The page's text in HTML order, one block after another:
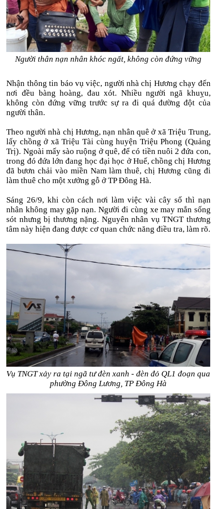
Người thân nạn nhân khóc ngất, không còn đứng vững
Nhận thông tin báo vụ việc, người nhà chị Hương chạy đến
nơi đều bàng hoàng, đau xót. Nhiều người ngã khuỵu,
không còn đứng vững trước sự ra đi quá đường đột của
người thân.
Theo người nhà chị Hương, nạn nhân quê ở xã Triệu Trung,
lấy chồng ở xã Triệu Tài cùng huyện Triệu Phong (Quảng
Trị). Ngoài mấy sào ruộng ở quê, để có tiền nuôi 2 đứa con,
trong đó đứa lớn đang học đại học ở Huế, chồng chị Hương
đã bươn chải vào miền Nam làm thuê, chị Hương cũng đi
làm thuê cho một xưởng gỗ ở TP Đông Hà.
Sáng 26/9, khi còn cách nơi làm việc vài cây số thì nạn
nhân không may gặp nạn. Người đi cùng xe may mắn sống
sót nhưng bị thương nặng. Nguyên nhân vụ TNGT thương
tâm này hiện đang được cơ quan chức năng điều tra, làm rõ.
Vụ TNGT xảy ra tại ngã tư đèn xanh - đèn đỏ QL1 đoạn qua
phường Đông Lương, TP Đông Hà